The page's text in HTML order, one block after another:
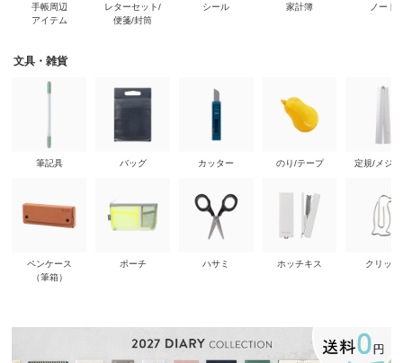
手帳周辺
アイテム
レターセット/
便箋/封筒
シール 家計簿 ノート
文具・雑貨
筆記具
ペンケース
（筆箱）
バッグ
ポーチ
カッター
ハサミ
のり/テープ
ホッチキス
定規/メジ
クリップ